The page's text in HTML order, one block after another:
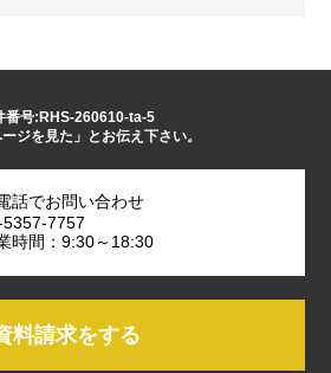
番号:RHS-260610-ta-5
ージを見た」とお伝え下さい。
話でお問い合わせ
7757
時間：9:30～18:30
料請求をする